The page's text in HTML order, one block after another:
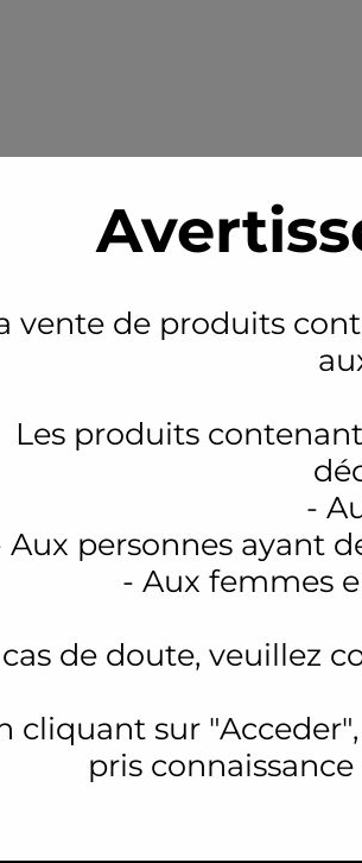
vente de produits
Les produits
-
Aux personnes ayant
- Aux femmes
de doute, veuillez
cliquant sur
pris